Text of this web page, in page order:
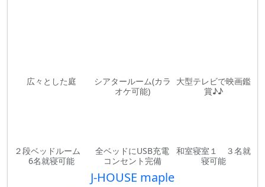
広々とした庭
シアタールーム(カラ
オケ可能)
大型テレビで映画鑑
賞♪♪
２段ベッドルーム
6名就寝可能
全ベッドにUSB充電
コンセント完備
和室寝室１ ３名就
寝可能
J-HOUSE maple